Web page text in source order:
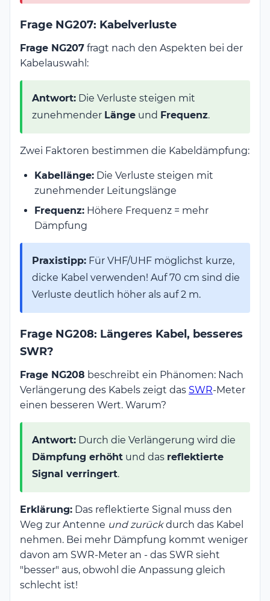
Frage NG207: Kabelverluste
Frage NG207 fragt nach den Aspekten bei der
Kabelauswahl:
Antwort: Die Verluste steigen mit
zunehmender Länge und Frequenz.
Zwei Faktoren bestimmen die Kabeldämpfung:
Kabellänge: Die Verluste steigen mit
zunehmender Leitungslänge
Frequenz: Höhere Frequenz = mehr
Dämpfung
Praxistipp: Für VHF/UHF möglichst kurze,
dicke Kabel verwenden! Auf 70 cm sind die
Verluste deutlich höher als auf 2 m.
Frage NG208: Längeres Kabel, besseres
SWR?
Frage NG208 beschreibt ein Phänomen: Nach
Verlängerung des Kabels zeigt das SWR-Meter
einen besseren Wert. Warum?
Antwort: Durch die Verlängerung wird die
Dämpfung erhöht und das reflektierte
Signal verringert.
Erklärung: Das reflektierte Signal muss den
Weg zur Antenne und zurückdurch das Kabel
nehmen. Bei mehr Dämpfung kommt weniger
davon am SWR-Meter an - das SWR sieht
"besser" aus, obwohl die Anpassung gleich
schlecht ist!